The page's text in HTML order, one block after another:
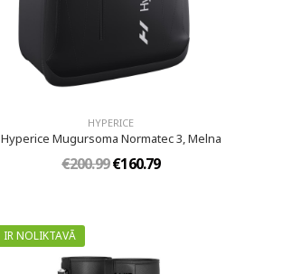
HYPERICE
Hyperice Mugursoma Normatec 3, Melna
€200.99€160.79
IR NOLIKTAVĀ